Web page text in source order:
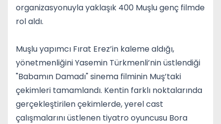
organizasyonuyla yaklaşık 400 Muşlu genç filmde
rol aldı.
Muşlu yapımcı Fırat Erez’in kaleme aldığı,
yönetmenliğini Yasemin Türkmenli’nin üstlendiği
"Babamın Damadı" sinema filminin Muş’taki
çekimleri tamamlandı. Kentin farklı noktalarında
gerçekleştirilen çekimlerde, yerel cast
çalışmalarını üstlenen tiyatro oyuncusu Bora